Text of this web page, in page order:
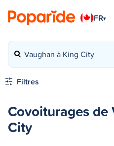
FR▾
Vaughan à King City
Filtres
Covoiturages de
City